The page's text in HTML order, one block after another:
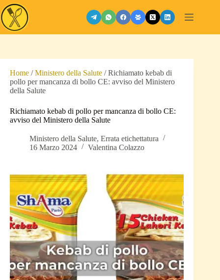
Salta
al
contenuto
Home /Ministero della Salute /Richiamato kebab di
pollo per mancanza di bollo CE: avviso del Ministero
della Salute
Richiamato kebab di pollo per mancanza di bollo CE:
avviso del Ministero della Salute
Ministero della Salute, Errata etichettatura
16 Marzo 2024
Valentina Colazzo